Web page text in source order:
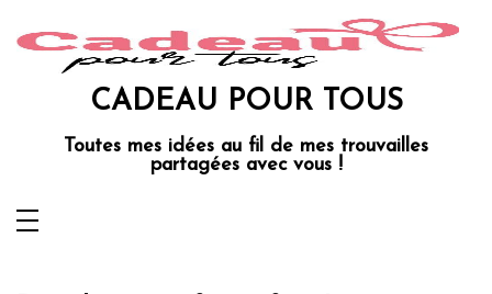
contenu
CADEAU POUR TOUS
Toutes mes idées au fil de mes trouvailles
partagées avec vous !